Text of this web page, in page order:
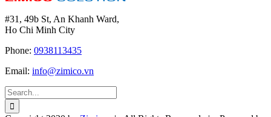
#31, 49b St, An Khanh Ward,
Ho Chi Minh City
Phone: 0938113435
Email: info@zimico.vn
Search
for: